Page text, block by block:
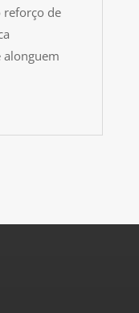
reforço de
alonguem